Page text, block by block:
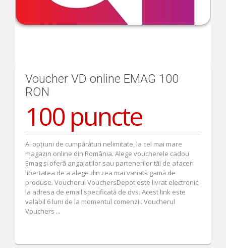
Voucher VD online EMAG 100
RON
100 puncte
Ai opțiuni de cumpărături nelimitate, la cel mai mare
magazin online din România. Alege voucherele cadou
Emag și oferă angajaților sau partenerilor tăi de afaceri
libertatea de a alege din cea mai variată gamă de
produse. Voucherul VouchersDepot este livrat electronic,
la adresa de email specificată de dvs. Acest link este
valabil 6 luni de la momentul comenzii. Voucherul
Vouchers ...